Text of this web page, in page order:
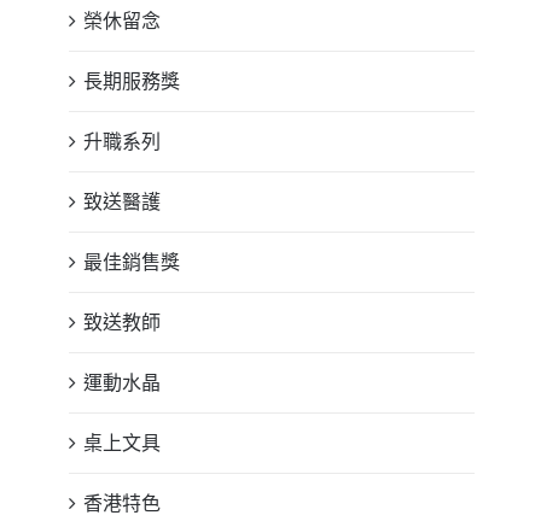
榮休留念
長期服務獎
升職系列
致送醫護
最佳銷售獎
致送教師
運動水晶
桌上文具
香港特色